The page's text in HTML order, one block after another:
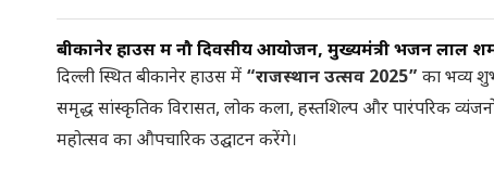
बीकानेर हाउस में नौ दिवसीय आयोजन, मुख्यमंत्री भजन लाल
दिल्ली स्थित बीकानेर हाउस में “राजस्थान उत्सव 2025” का भव्य
समृद्ध सांस्कृतिक विरासत, लोक कला, हस्तशिल्प और पारंपरिक
महोत्सव का औपचारिक उद्घाटन करेंगे।